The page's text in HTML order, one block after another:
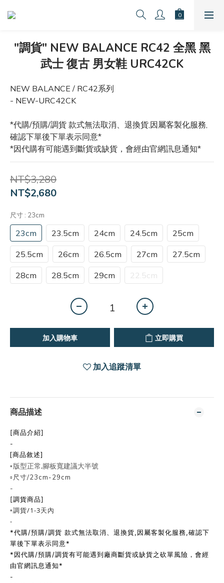
"調貨" NEW BALANCE RC42 全黑 黑
武士 復古 男女鞋 URC42CK
NEW BALANCE / RC42系列
- NEW-URC42CK
*代購/預購/調貨 款式無法取消、退換貨,因屬客製化服務,
確認下單後下單表示同意*
*因代購有可能遇到斷貨或缺貨，會經由官網訊息通知*
NT$3,280
NT$2,680
尺寸 : 23cm
23cm 23.5cm 24cm 24.5cm 25cm
25.5cm 26cm 26.5cm 27cm 27.5cm
28cm 28.5cm 29cm 22.5cm
加入購物車 立即購買
加入追蹤清單
商品描述
[商品介紹]
-
[商品敘述]
▫️版型正常,腳板寬建議大半號
▫️尺寸/23cm-29cm
-
[調貨商品]
▫️調貨/1-3天內
-
*代購/預購/調貨 款式無法取消、退換貨,因屬客製化服務,確認下
單後下單表示同意*
*因代購/預購/調貨有可能遇到廠商斷貨或缺貨之砍單風險，會經
由官網訊息通知*
-